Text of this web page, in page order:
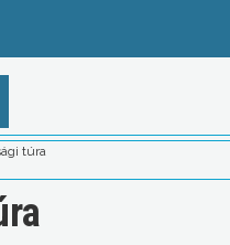
túra